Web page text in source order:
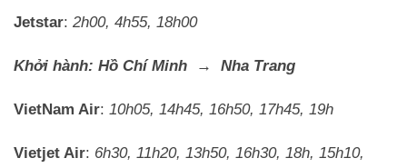
Jetstar: 2h00, 4h55, 18h00
Khởi hành: Hồ Chí Minh → Nha Trang
VietNam Air: 10h05, 14h45, 16h50, 17h45, 19h
Vietjet Air: 6h30, 11h20, 13h50, 16h30, 18h, 15h10,